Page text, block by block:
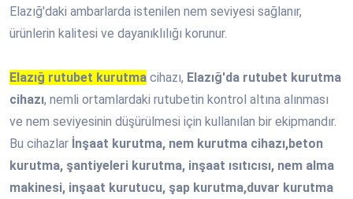
Elazığ'daki ambarlarda istenilen nem seviyesi sağlanır,
ürünlerin kalitesi ve dayanıklılığı korunur.
Elazığ rutubet kurutma cihazı, Elazığ'da rutubet kurutma
cihazı, nemli ortamlardaki rutubetin kontrol altına alınması
ve nem seviyesinin düşürülmesi için kullanılan bir ekipmandır.
Bu cihazlar İnşaat kurutma, nem kurutma cihazı,beton
kurutma, şantiyeleri kurutma, inşaat ısıtıcısı, nem alma
makinesi, inşaat kurutucu, şap kurutma,duvar kurutma